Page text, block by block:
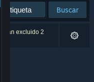
Buscar
han excluido 2